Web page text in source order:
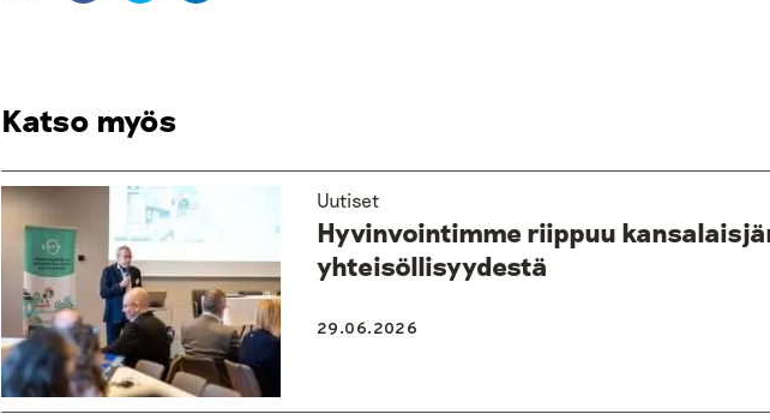
Katso myös
Uutiset
Hyvinvointimme riippuu
yhteisöllisyydestä
29.06.2026